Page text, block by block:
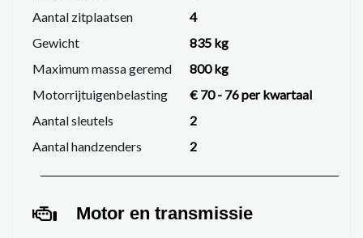
Aantal zitplaatsen
4
Gewicht
835 kg
Maximum massa geremd
800 kg
Motorrijtuigenbelasting
€ 70 - 76 per kwartaal
Aantal sleutels
2
Aantal handzenders
2
Motor en transmissie